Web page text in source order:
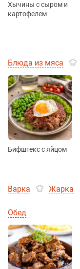
Хычины с сыром и
картофелем
Блюда из мяса
Бифштекс с яйцом
Варка Жарка
Обед